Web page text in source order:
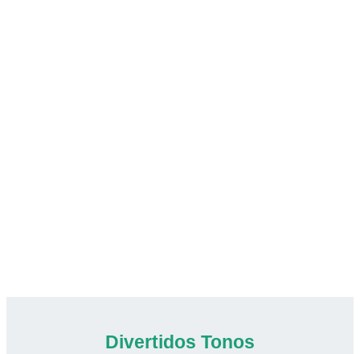
Divertidos Tonos